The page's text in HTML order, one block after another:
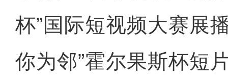
杯”国际短视频大赛展
你为邻”霍尔果斯杯短